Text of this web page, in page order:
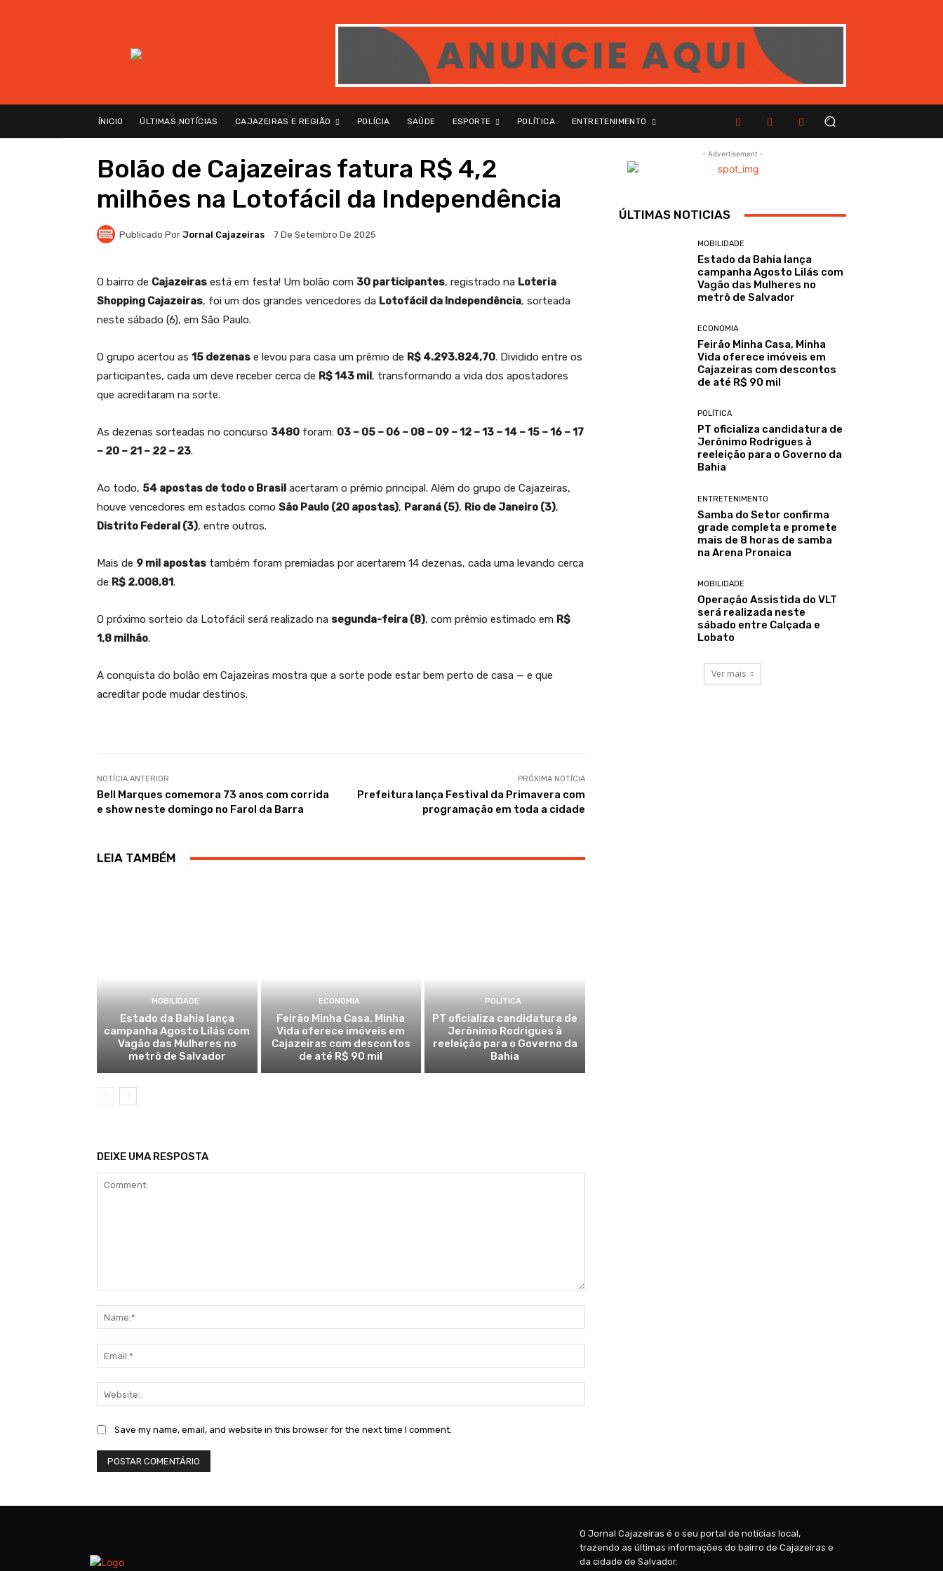
ÍNICIO ÚLTIMAS NOTÍCIAS CAJAZEIRAS E REGIÃO POLÍCIA SAÚDE ESPORTE POLÍTICA ENTRETENIMENTO
Bolão de Cajazeiras fatura R$ 4,2
milhões na Lotofácil da Independência
Publicado Por Jornal Cajazeiras 7 De Setembro De 2025
O bairro de Cajazeiras está em festa! Um bolão com 30 participantes, registrado na Loteria
Shopping Cajazeiras, foi um dos grandes vencedores da Lotofácil da Independência, sorteada
neste sábado (6), em São Paulo.
O grupo acertou as 15 dezenas e levou para casa um prêmio de R$ 4.293.824,70. Dividido entre os
participantes, cada um deve receber cerca de R$ 143 mil, transformando a vida dos apostadores
que acreditaram na sorte.
As dezenas sorteadas no concurso 3480 foram: 03 – 05 – 06 – 08 – 09 – 12 – 13 – 14 – 15 – 16 – 17
– 20 – 21 – 22 – 23.
Ao todo, 54 apostas de todo o Brasil acertaram o prêmio principal. Além do grupo de Cajazeiras,
houve vencedores em estados como São Paulo (20 apostas), Paraná (5), Rio de Janeiro (3),
Distrito Federal (3), entre outros.
Mais de 9 mil apostas também foram premiadas por acertarem 14 dezenas, cada uma levando cerca
de R$ 2.008,81.
O próximo sorteio da Lotofácil será realizado na segunda-feira (8), com prêmio estimado em R$
1,8 milhão.
A conquista do bolão em Cajazeiras mostra que a sorte pode estar bem perto de casa — e que
acreditar pode mudar destinos.
NOTÍCIA ANTERIOR
Bell Marques comemora 73 anos com corrida
e show neste domingo no Farol da Barra
PRÓXIMA NOTÍCIA
Prefeitura lança Festival da Primavera com
programação em toda a cidade
LEIA TAMBÉM
MOBILIDADE
Estado da Bahia lança
campanha Agosto Lilás com
Vagão das Mulheres no
metrô de Salvador
ECONOMIA
Feirão Minha Casa, Minha
Vida oferece imóveis em
Cajazeiras com descontos
de até R$ 90 mil
POLÍTICA
PT oficializa candidatura de
Jerônimo Rodrigues à
reeleição para o Governo da
Bahia
DEIXE UMA RESPOSTA
Save my name, email, and website in this browser for the next time I comment.
- Advertisement -
ÚLTIMAS NOTICIAS
MOBILIDADE
Estado da Bahia lança
campanha Agosto Lilás com
Vagão das Mulheres no
metrô de Salvador
ECONOMIA
Feirão Minha Casa, Minha
Vida oferece imóveis em
Cajazeiras com descontos
de até R$ 90 mil
POLÍTICA
PT oficializa candidatura de
Jerônimo Rodrigues à
reeleição para o Governo da
Bahia
ENTRETENIMENTO
Samba do Setor confirma
grade completa e promete
mais de 8 horas de samba
na Arena Pronaica
MOBILIDADE
Operação Assistida do VLT
será realizada neste
sábado entre Calçada e
Lobato
Ver mais
O Jornal Cajazeiras é o seu portal de notícias local,
trazendo as últimas informações do bairro de Cajazeiras e
da cidade de Salvador.